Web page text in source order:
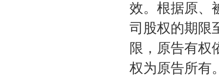
效。根据原、
司股权的期限
限，原告有权
权为原告所有